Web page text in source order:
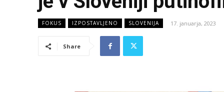
FOKUS IZPOSTAVLJENO SLOVENIJA 17. januarja, 2023
Share